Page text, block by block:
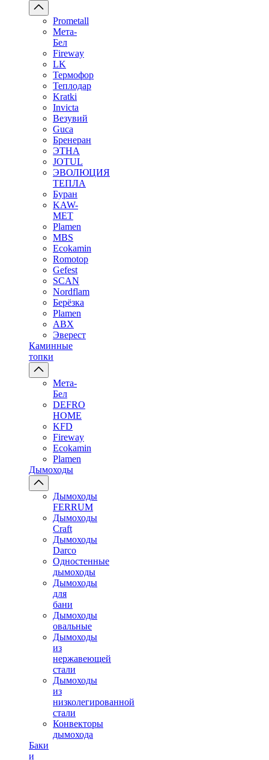
Prometall
Мета-
Бел
Fireway
LK
Термофор
Теплодар
Kratki
Invicta
Везувий
Guca
Бренеран
ЭТНА
JOTUL
ЭВОЛЮЦИЯ
ТЕПЛА
Буран
KAW-
MET
Plamen
MBS
Ecokamin
Romotop
Gefest
SCAN
Nordflam
Берёзка
Plamen
ABX
Эверест
Каминные
топки
Мета-
Бел
DEFRO
HOME
KFD
Fireway
Ecokamin
Plamen
Дымоходы
Дымоходы
FERRUM
Дымоходы
Craft
Дымоходы
Darco
Одностенные
дымоходы
Дымоходы
для
бани
Дымоходы
овальные
Дымоходы
из
нержавеющей
стали
Дымоходы
из
низколегированной
стали
Конвекторы
дымохода
Баки
и